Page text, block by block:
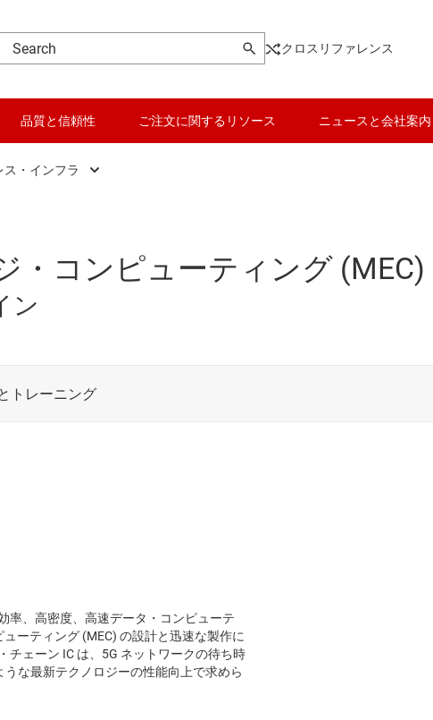
クロスリファレンス
品質と信頼性 ご注文に関するリソース ニュースと会社案内
ス・インフラ
・コンピューティング (MEC)
ン
率、高密度、高速データ・コンピューテ
ーティング (MEC) の設計と迅速な製作に
チェーン IC は、5G ネットワークの待ち時
な最新テクノロジーの性能向上で求めら